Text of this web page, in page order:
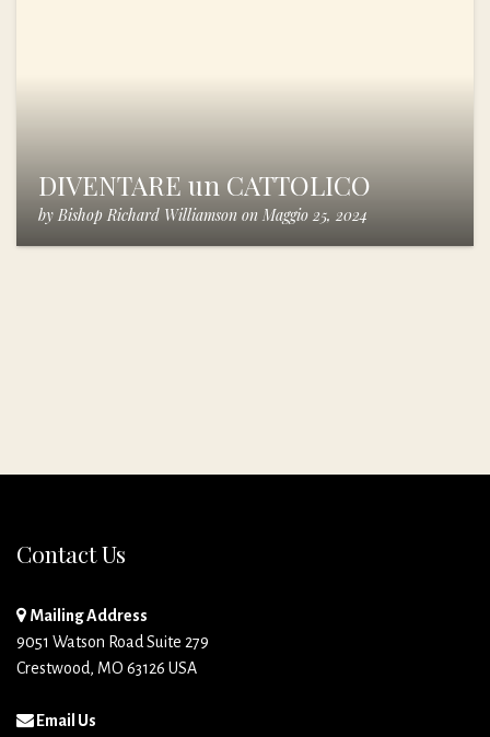
DIVENTARE un CATTOLICO
by Bishop Richard Williamson on Maggio 25, 2024
Contact Us
Mailing Address
9051 Watson Road Suite 279
Crestwood, MO 63126 USA
Email Us